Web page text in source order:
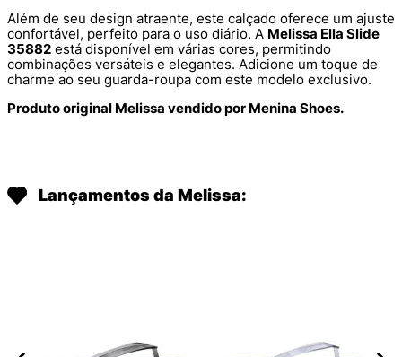
Além de seu design atraente, este calçado oferece um ajuste
confortável, perfeito para o uso diário. A Melissa Ella Slide
35882 está disponível em várias cores, permitindo
combinações versáteis e elegantes. Adicione um toque de
charme ao seu guarda-roupa com este modelo exclusivo.
Produto original Melissa vendido por Menina Shoes.
Lançamentos da Melissa: